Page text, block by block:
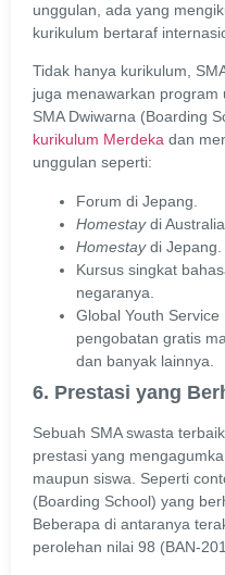
unggulan, ada yang
kurikulum bertaraf
Tidak hanya kurikulum,
juga menawarkan
SMA Dwiwarna (Boarding
kurikulum Merdeka dan
unggulan seperti:
Forum di Jepang.
Homestaydi Australia.
Homestaydi Jepang.
Kursus singkat
negaranya.
Global Youth
pengobatan gratis
dan banyak lainnya.
6. Prestasi yang
Sebuah SMA swasta
prestasi yang
maupun siswa. Seperti
(Boarding School) yang
Beberapa di antaranya
perolehan nilai 98 (BAN-